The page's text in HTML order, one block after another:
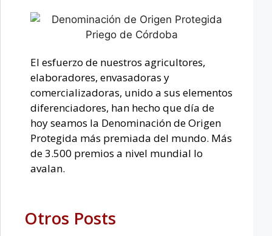
El esfuerzo de nuestros agricultores,
elaboradores, envasadoras y
comercializadoras, unido a sus elementos
diferenciadores, han hecho que día de
hoy seamos la Denominación de Origen
Protegida más premiada del mundo. Más
de 3.500 premios a nivel mundial lo
avalan.
Otros Posts